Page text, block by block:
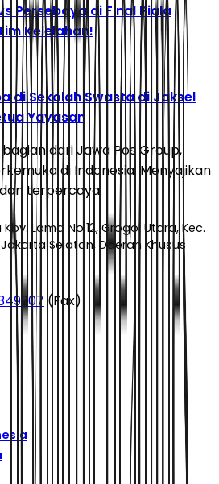
Persebaya di Final Piala
Kelelahan!
di Sekolah Swasta di Jaksel
Yayasan
dari Jawa Pos Group,
di Indonesia. Menyajikan
terpercaya.
Lama No.12, Grogol Utara, Kec.
Selatan, Daerah Khusus
(Fax)